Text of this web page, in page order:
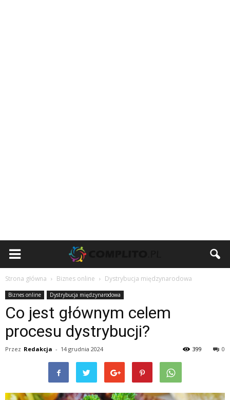
Strona główna Biznes online Dystrybucja międzynarodowa
Biznes online Dystrybucja międzynarodowa
Co jest głównym celem
procesu dystrybucji?
Przez Redakcja - 14 grudnia 2024 0
399